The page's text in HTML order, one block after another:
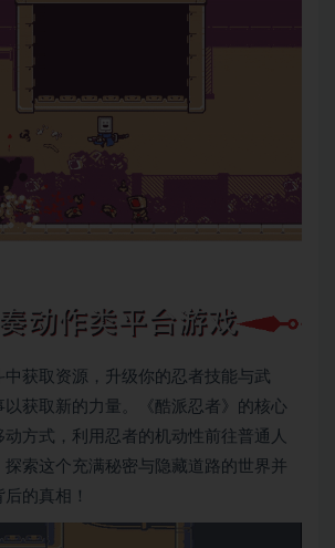
中获取资源，升级你的忍者技能与武
以获取新的力量。《酷派忍者》的核心
方式，利用忍者的机动性前往普通人
探索这个充满秘密与隐藏道路的世界并
的真相！